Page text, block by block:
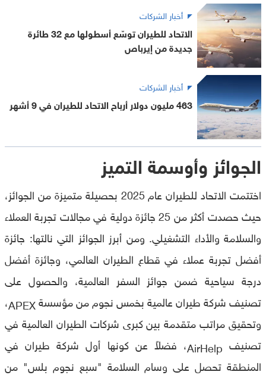
أخبار الشركات
الاتحاد للطيران توسّع أسطولها مع 32 طائرة
جديدة من إيرباص
أخبار الشركات
463 مليون دولار أرباح الاتحاد للطيران في 9 أشهر
الجوائز وأوسمة التميز
اختتمت الاتحاد للطيران عام 2025 بحصيلة متميزة من الجوائز،
حيث حصدت أكثر من 25 جائزة دولية في مجالات تجربة العملاء
والسلامة والأداء التشغيلي. ومن أبرز الجوائز التي نالتها: جائزة
أفضل تجربة عملاء في قطاع الطيران العالمي، وجائزة أفضل
درجة سياحية ضمن جوائز السفر العالمية، والحصول على
تصنيف شركة طيران عالمية بخمس نجوم من مؤسسة
،
وتحقيق مراتب متقدمة بين كبرى شركات الطيران العالمية في
تصنيف
، فضلاً عن كونها أول شركة طيران في
المنطقة تحصل على وسام السلامة "سبع نجوم بلس" من